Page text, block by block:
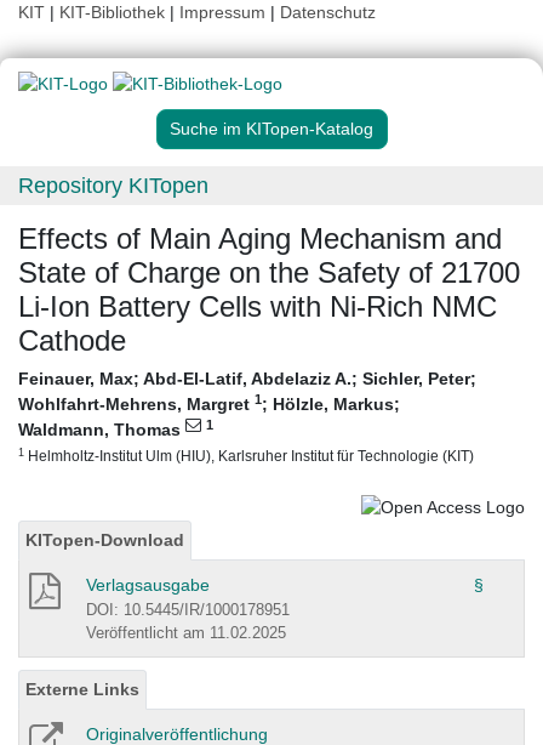
KIT | KIT-Bibliothek | Impressum | Datenschutz
Suche im KITopen-Katalog
Repository KITopen
Effects of Main Aging Mechanism and
State of Charge on the Safety of 21700
Li-Ion Battery Cells with Ni-Rich NMC
Cathode
Feinauer, Max; Abd-El-Latif, Abdelaziz A.; Sichler, Peter;
Wohlfahrt-Mehrens, Margret 1; Hölzle, Markus;
Waldmann, Thomas
1
1 Helmholtz-Institut Ulm (HIU), Karlsruher Institut für Technologie (KIT)
KITopen-Download
Verlagsausgabe §
DOI: 10.5445/IR/1000178951
Veröffentlicht am 11.02.2025
Externe Links
Originalveröffentlichung